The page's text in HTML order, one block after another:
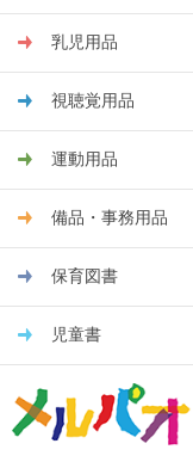
乳児用品
視聴覚用品
運動用品
備品・事務用品
保育図書
児童書